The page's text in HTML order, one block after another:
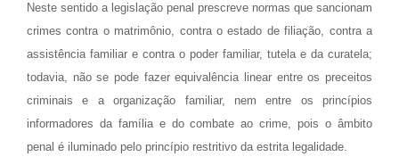
Neste sentido a legislação penal prescreve normas que sancionam
crimes contra o matrimônio, contra o estado de filiação, contra a
assistência familiar e contra o poder familiar, tutela e da curatela;
todavia, não se pode fazer equivalência linear entre os preceitos
criminais e a organização familiar, nem entre os princípios
informadores da família e do combate ao crime, pois o âmbito
penal é iluminado pelo princípio restritivo da estrita legalidade.